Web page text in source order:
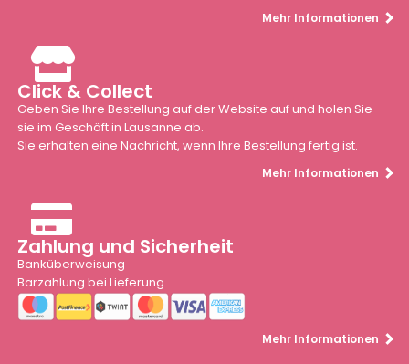
Mehr Informationen
Click & Collect
Geben Sie Ihre Bestellung auf der Website auf und holen Sie
sie im Geschäft in Lausanne ab.
Sie erhalten eine Nachricht, wenn Ihre Bestellung fertig ist.
Mehr Informationen
Zahlung und Sicherheit
Banküberweisung
Barzahlung bei Lieferung
Mehr Informationen